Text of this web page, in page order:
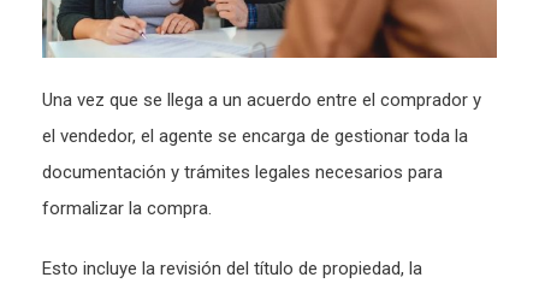
Una vez que se llega a un acuerdo entre el comprador y
el vendedor, el agente se encarga de gestionar toda la
documentación y trámites legales necesarios para
formalizar la compra.
Esto incluye la revisión del título de propiedad, la